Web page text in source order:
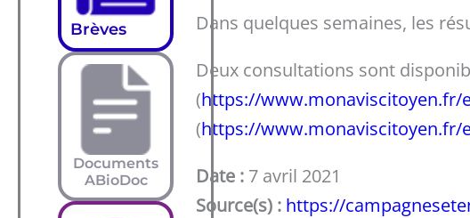
Brèves
Documents
ABioDoc
Dans quelques semaines, les
Deux consultations sont
(https://www.monaviscitoyen.fr/
(https://www.monaviscitoyen.fr/
Date : 7 avril 2021
Source(s) : https://